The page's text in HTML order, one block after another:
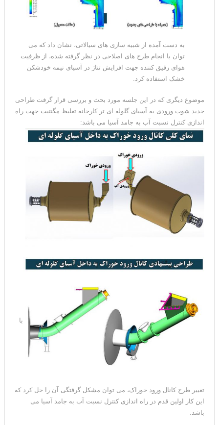
به دست آمده از شبیه سازی های سیالاتی، نشان داد که می
توان با انجام طرح های اصلاحی در نظر گرفته شده، از ظرفیت
هوای رقیق کننده جهت افزایش تناژ در آسیای نیمه خودشکن
خشک استفاده کرد.
موضوع دیگری که در این جلسه مورد بحث و بررسی قرار گرفت طراحی
جدید شوت ورودی به آسیای گلوله ای تر کارخانه تغلیظ مگنتیت جهت راه
اندازی کنترل نسبت آب به جامد آسیا می باشد:
با
تغییر طرح کانال ورود خوراک، می توان مشکل گرفتگی آن را حل کرد که
این کار اولین قدم در راه اندازی کنترل نسبت آب به جامد آسیا می
باشد.